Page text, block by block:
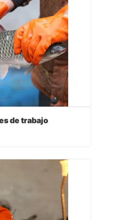
de trabajo